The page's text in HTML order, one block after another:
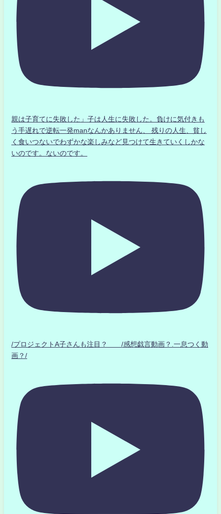
親は子育てに失敗した」子は人生に失敗した。負けに気付きも
う手遅れで逆転一発manなんかありません、 残りの人生、貧し
く食いつないでわずかな楽しみなど見つけて生きていくしかな
いのです。ないのです。
/プロジェクトA子さんも注目？ /感想戯言動画？.一息つく動
画？/